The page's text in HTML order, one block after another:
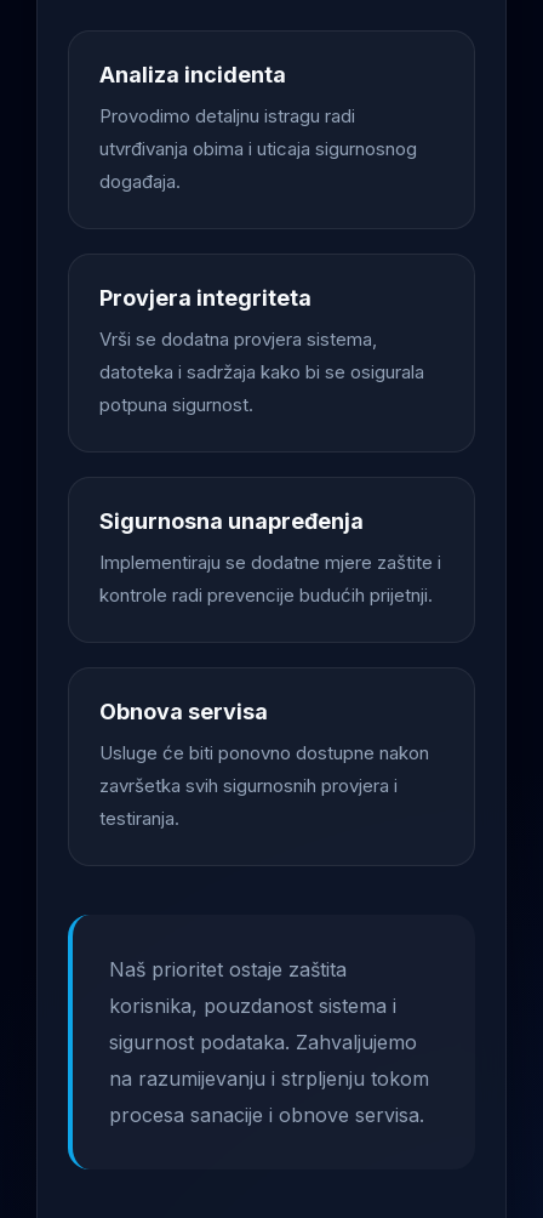
Analiza incidenta
Provodimo detaljnu istragu radi
utvrđivanja obima i uticaja sigurnosnog
događaja.
Provjera integriteta
Vrši se dodatna provjera sistema,
datoteka i sadržaja kako bi se osigurala
potpuna sigurnost.
Sigurnosna unapređenja
Implementiraju se dodatne mjere zaštite i
kontrole radi prevencije budućih prijetnji.
Obnova servisa
Usluge će biti ponovno dostupne nakon
završetka svih sigurnosnih provjera i
testiranja.
Naš prioritet ostaje zaštita
korisnika, pouzdanost sistema i
sigurnost podataka. Zahvaljujemo
na razumijevanju i strpljenju tokom
procesa sanacije i obnove servisa.